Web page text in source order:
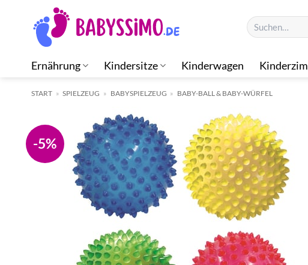
springen
Suchen
nach:
Ernährung Kindersitze Kinderwagen
START » SPIELZEUG » BABYSPIELZEUG » BABY-BALL & BABY-WÜRFEL
-5%